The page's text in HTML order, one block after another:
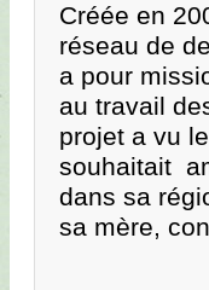
Créée en
réseau de
a pour
au travail
projet a vu
souhaitait
dans sa
sa mère,